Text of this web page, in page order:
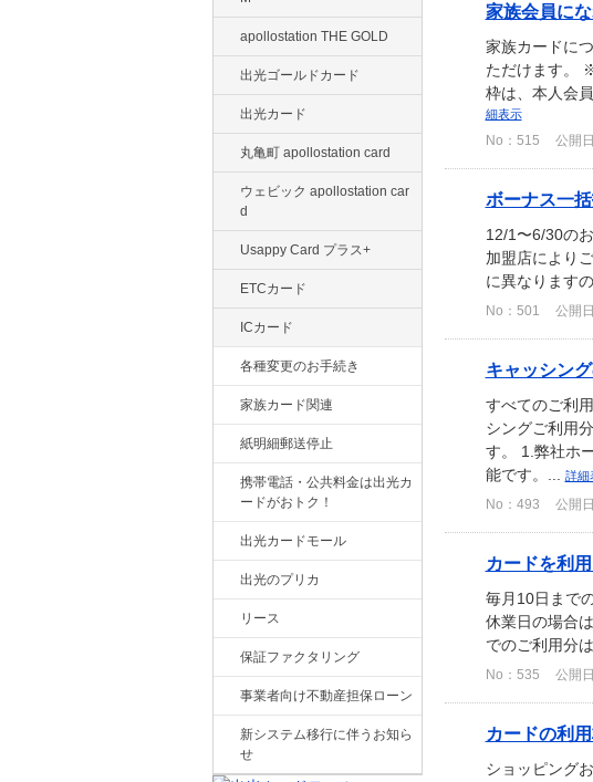
apollostation THE GOLD
出光ゴールドカード
出光カード
丸亀町 apollostation card
ウェビック apollostation car
d
Usappy Card プラス+
ETCカード
ICカード
各種変更のお手続き
家族カード関連
紙明細郵送停止
携帯電話・公共料金は出光カ
ードがおトク！
出光カードモール
出光のプリカ
リース
保証ファクタリング
事業者向け不動産担保ローン
新システム移行に伴うお知ら
せ
家族会員に
家族カードに
ただけます。
枠は、本人会
細表示
No：515 公開
ボーナス一
12/1〜6/30の
加盟店により
に異なります
No：501 公開
キャッシン
すべてのご利
シングご利用
す。 1.弊社ホ
能です。...
詳細
No：493 公開
カードを利
毎月10日まで
休業日の場合
でのご利用分
No：535 公開
カードの利
ショッピング